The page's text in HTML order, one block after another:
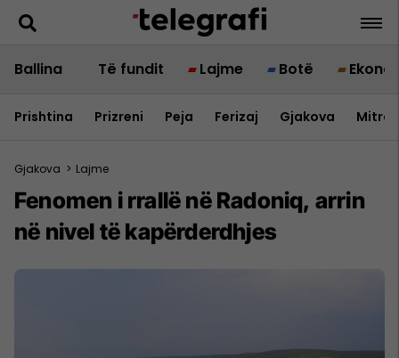
Ballina Të fundit Lajme Botë
Prishtina Prizreni Peja Ferizaj Gjakova
Gjakova > Lajme
Fenomen i rrallë në Radoniq, arrin
në nivel të kapërderdhjes